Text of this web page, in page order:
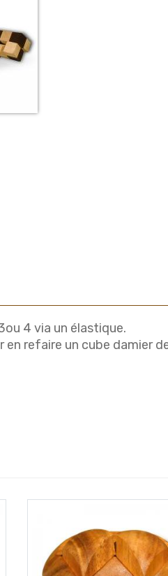
4 via un élastique.
en refaire un cube damier